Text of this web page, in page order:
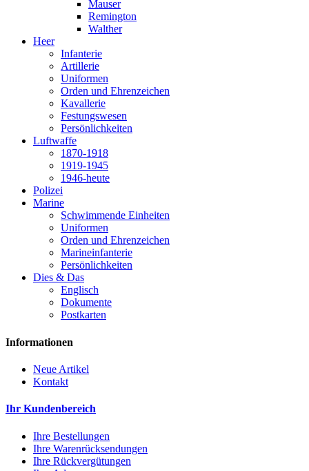
Mauser
Remington
Walther
Heer
Infanterie
Artillerie
Uniformen
Orden und Ehrenzeichen
Kavallerie
Festungswesen
Persönlichkeiten
Luftwaffe
1870-1918
1919-1945
1946-heute
Polizei
Marine
Schwimmende Einheiten
Uniformen
Orden und Ehrenzeichen
Marineinfanterie
Persönlichkeiten
Dies & Das
Englisch
Dokumente
Postkarten
Informationen
Neue Artikel
Kontakt
Ihr Kundenbereich
Ihre Bestellungen
Ihre Warenrücksendungen
Ihre Rückvergütungen